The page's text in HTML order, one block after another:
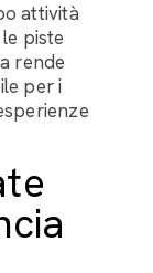
attività
piste
rende
per i